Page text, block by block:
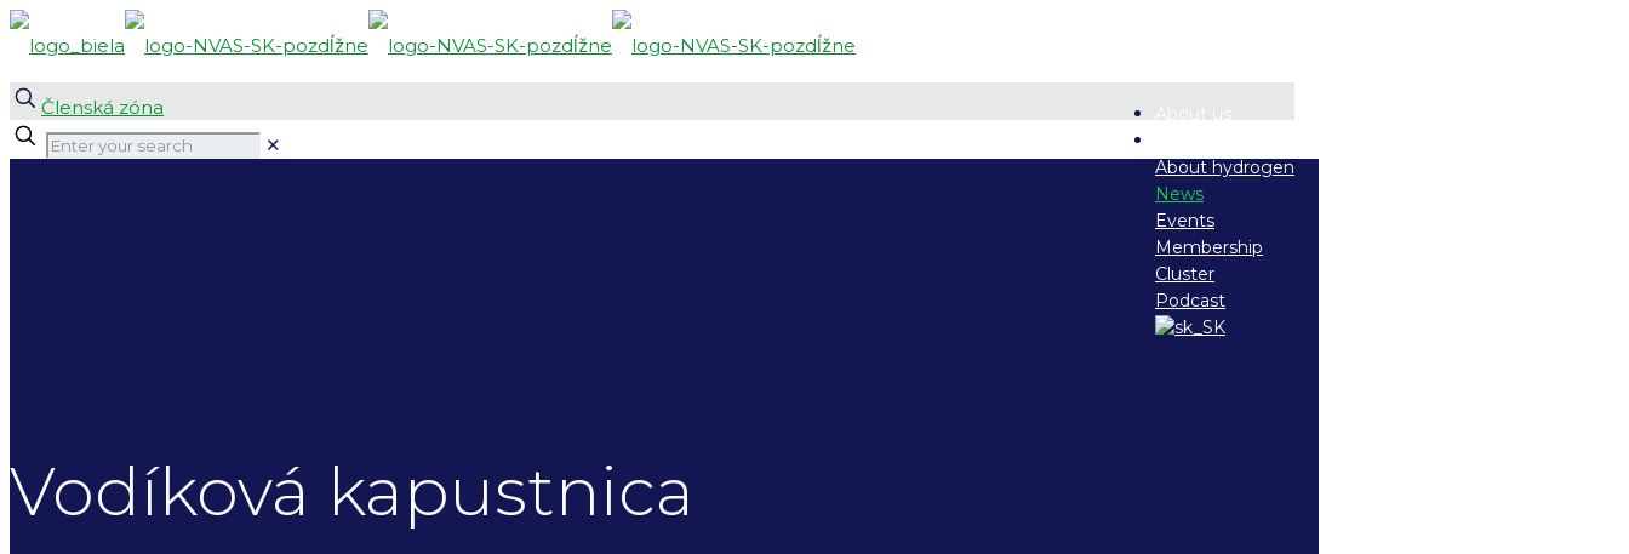
About us
About hydrogen
News
Events
Membership
Cluster
Podcast
Členská zóna
✕
Vodíková kapustnica